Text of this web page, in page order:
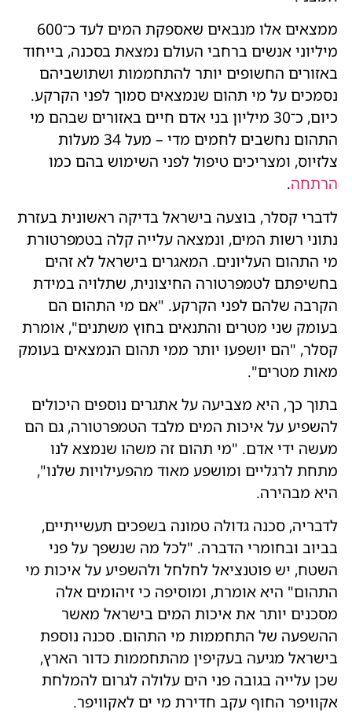
ממצאים אלו מנבאים שאספקת המים לעד כ־600
מיליוני אנשים ברחבי העולם נמצאת בסכנה, בייחוד
באזורים החשופים יותר להתחממות ושתושביהם
נסמכים על מי תהום שנמצאים סמוך לפני הקרקע.
כיום, כ־30 מיליון בני אדם חיים באזורים שבהם מי
התהום נחשבים לחמים מדי – מעל 34 מעלות
צלזיוס, ומצריכים טיפול לפני השימוש בהם כמו
הרתחה.
לדברי קסלר, בוצעה בישראל בדיקה ראשונית בעזרת
נתוני רשות המים, ונמצאה עלייה קלה בטמפרטורת
מי התהום העליונים. המאגרים בישראל לא זהים
בחשיפתם לטמפרטורה החיצונית, שתלויה במידת
הקרבה שלהם לפני הקרקע. "אם מי התהום הם
בעומק שני מטרים והתנאים בחוץ משתנים", אומרת
קסלר, "הם יושפעו יותר ממי תהום הנמצאים בעומק
מאות מטרים".
בתוך כך, היא מצביעה על אתגרים נוספים היכולים
להשפיע על איכות המים מלבד הטמפרטורה, גם הם
מעשה ידי אדם. "מי תהום זה משהו שנמצא לנו
מתחת לרגליים ומושפע מאוד מהפעילויות שלנו",
היא מבהירה.
לדבריה, סכנה גדולה טמונה בשפכים תעשייתיים,
בביוב ובחומרי הדברה. "לכל מה שנשפך על פני
השטח, יש פוטנציאל לחלחל ולהשפיע על איכות מי
התהום" היא אומרת, ומוסיפה כי זיהומים אלה
מסכנים יותר את איכות המים בישראל מאשר
ההשפעה של התחממות מי התהום. סכנה נוספת
בישראל מגיעה בעקיפין מהתחממות כדור הארץ,
שכן עלייה בגובה פני הים עלולה לגרום להמלחת
אקוויפר החוף עקב חדירת מי ים לאקוויפר.